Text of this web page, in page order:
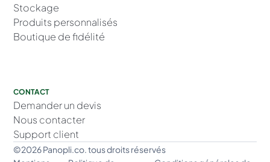
Stockage
Produits personnalisés
Boutique de fidélité
CONTACT
Demander un devis
Nous contacter
Support client
©2026 Panopli.co. tous droits réservés